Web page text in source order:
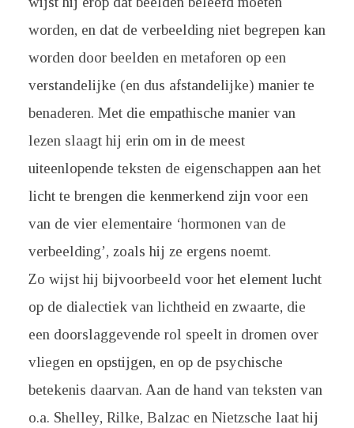
worden, en dat de verbeelding niet begrepen kan
worden door beelden en metaforen op een
verstandelijke (en dus afstandelijke) manier te
benaderen. Met die empathische manier van
lezen slaagt hij erin om in de meest
uiteenlopende teksten de eigenschappen aan het
licht te brengen die kenmerkend zijn voor een
van de vier elementaire ‘hormonen van de
verbeelding’, zoals hij ze ergens noemt.
Zo wijst hij bijvoorbeeld voor het element lucht
op de dialectiek van lichtheid en zwaarte, die
een doorslaggevende rol speelt in dromen over
vliegen en opstijgen, en op de psychische
betekenis daarvan. Aan de hand van teksten van
o.a. Shelley, Rilke, Balzac en Nietzsche laat hij